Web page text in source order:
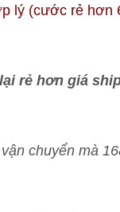
lý (cước rẻ hơn
rẻ hơn giá
chuyển mà